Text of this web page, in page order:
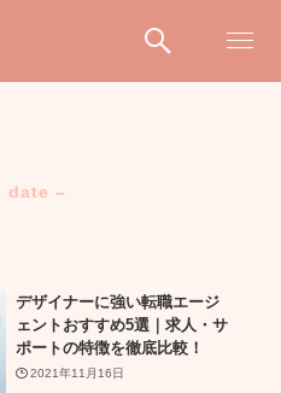
date –
デザイナーに強い転職エージ
ェントおすすめ5選｜求人・サ
ポートの特徴を徹底比較！
2021年11月16日